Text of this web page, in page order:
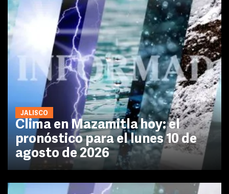
JALISCO
Clima en Mazamitla hoy: el
pronóstico para el lunes 10 de
agosto de 2026